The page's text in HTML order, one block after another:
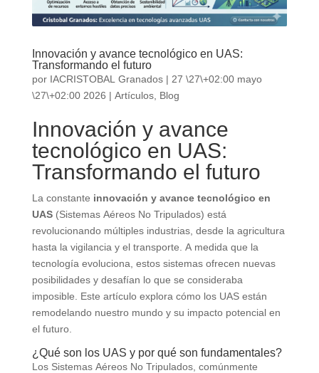
Innovación y avance tecnológico en UAS:
Transformando el futuro
por IACRISTOBAL Granados| 27 \27\+02:00 mayo
\27\+02:00 2026 | Artículos, Blog
Innovación y avance
tecnológico en UAS:
Transformando el futuro
La constante innovación y avance tecnológico en
UAS(Sistemas Aéreos No Tripulados) está
revolucionando múltiples industrias, desde la agricultura
hasta la vigilancia y el transporte. A medida que la
tecnología evoluciona, estos sistemas ofrecen nuevas
posibilidades y desafían lo que se consideraba
imposible. Este artículo explora cómo los UAS están
remodelando nuestro mundo y su impacto potencial en
el futuro.
¿Qué son los UAS y por qué son fundamentales?
Los Sistemas Aéreos No Tripulados, comúnmente